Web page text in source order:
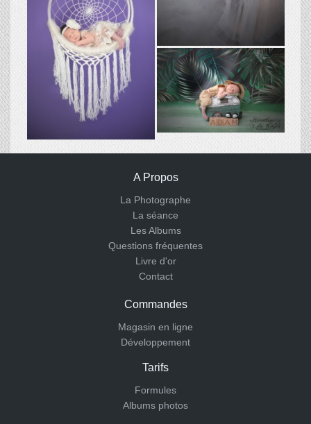
A Propos
La Photographe
La séance
Les Albums
Questions fréquentes
Livre d'or
Contact
Commandes
Magasin en ligne
Développement
Tarifs
Formules
Albums photos